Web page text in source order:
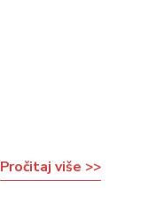
Pročitaj više >>